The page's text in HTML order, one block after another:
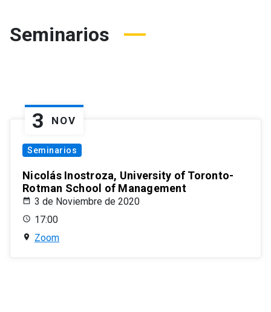
Seminarios
3 NOV
Seminarios
Nicolás Inostroza, University of Toronto-
Rotman School of Management
3 de Noviembre de 2020
17:00
Zoom